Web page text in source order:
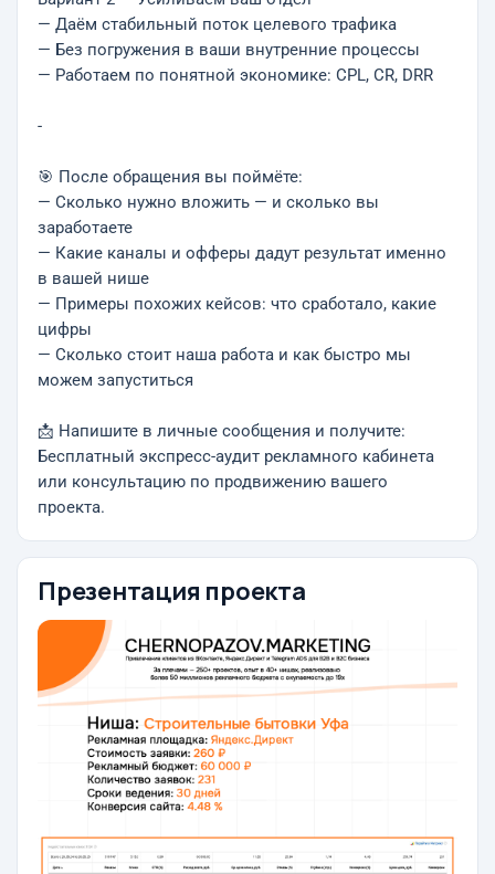
— Даём стабильный поток целевого трафика
— Без погружения в ваши внутренние процессы
— Работаем по понятной экономике: CPL, CR, DRR
-
🎯 После обращения вы поймёте:
— Сколько нужно вложить — и сколько вы
заработаете
— Какие каналы и офферы дадут результат именно
в вашей нише
— Примеры похожих кейсов: что сработало, какие
цифры
— Сколько стоит наша работа и как быстро мы
можем запуститься
📩 Напишите в личные сообщения и получите:
Бесплатный экспресс-аудит рекламного кабинета
или консультацию по продвижению вашего
проекта.
Презентация проекта